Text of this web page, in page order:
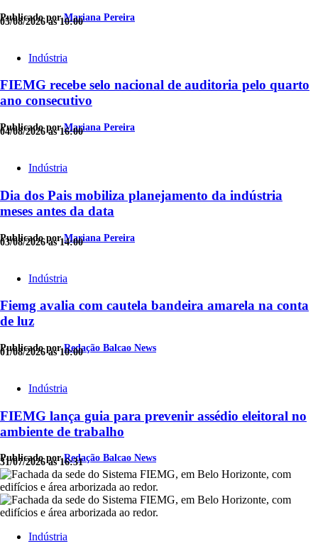
Publicado porMariana Pereira
05/08/2026 às 10:00
Indústria
FIEMG recebe selo nacional de auditoria pelo quarto
ano consecutivo
Publicado porMariana Pereira
04/08/2026 às 16:00
Indústria
Dia dos Pais mobiliza planejamento da indústria
meses antes da data
Publicado porMariana Pereira
03/08/2026 às 14:00
Indústria
Fiemg avalia com cautela bandeira amarela na conta
de luz
Publicado porRedação Balcao News
01/08/2026 às 10:00
Indústria
FIEMG lança guia para prevenir assédio eleitoral no
ambiente de trabalho
Publicado porRedação Balcao News
31/07/2026 às 16:31
Indústria